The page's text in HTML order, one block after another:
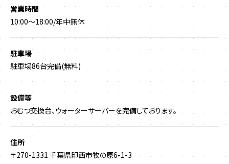
営業時間
10:00〜18:00/年中無休
駐車場
駐車場86台完備(無料)
設備等
おむつ交換台、ウォーターサーバーを完備しております。
住所
〒270-1331 千葉県印西市牧の原6-1-3